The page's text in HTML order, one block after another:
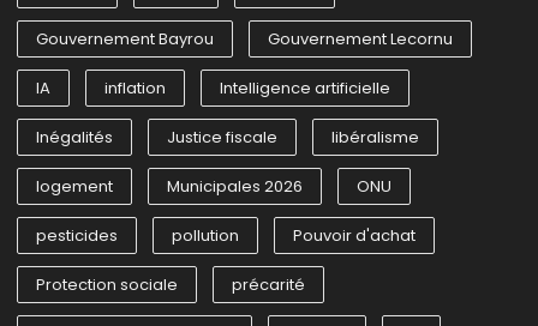
Gouvernement Bayrou Gouvernement Lecornu
IA inflation Intelligence artificielle
Inégalités Justice fiscale libéralisme
logement Municipales 2026 ONU
pesticides pollution Pouvoir d'achat
Protection sociale précarité